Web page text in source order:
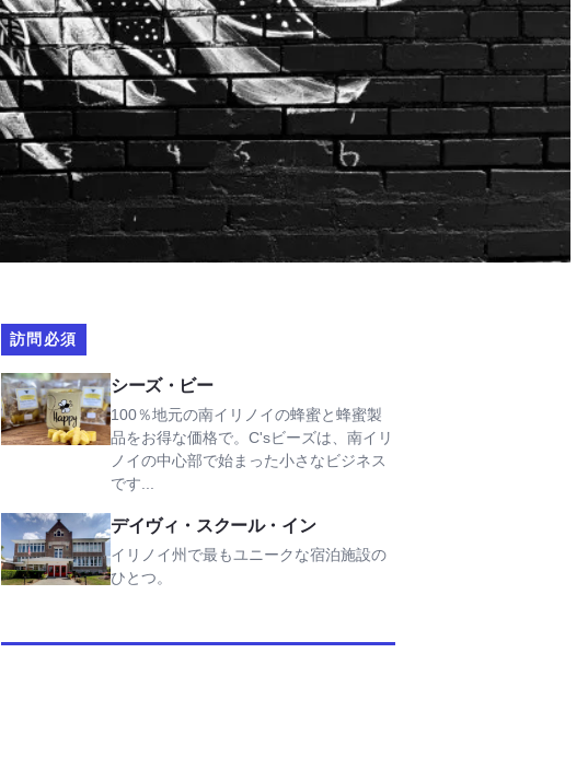
訪問必須
シーズ・ビー
100％地元の南イリノイの蜂蜜と蜂蜜製
品をお得な価格で。C'sビーズは、南イリ
ノイの中心部で始まった小さなビジネス
です...
C'sビーズを見る
デイヴィ・スクール・イン
イリノイ州で最もユニークな宿泊施設の
ひとつ。
デイヴィ・スクール・インを表示